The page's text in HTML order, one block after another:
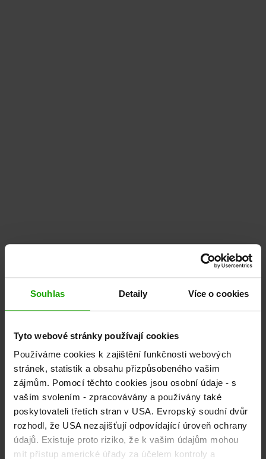
Souhlas Detaily Více o cookies
Tyto webové stránky používají cookies
Používáme cookies k zajištění funkčnosti webových
stránek, statistik a obsahu přizpůsobeného vašim
zájmům. Pomocí těchto cookies jsou osobní údaje - s
vaším svolením - zpracovávány a používány také
poskytovateli třetích stran v USA. Evropský soudní dvůr
rozhodl, že USA nezajišťují odpovídající úroveň ochrany
údajů. Existuje proto riziko, že k vašim údajům mohou
mít přístup americké úřady za účelem kontroly a